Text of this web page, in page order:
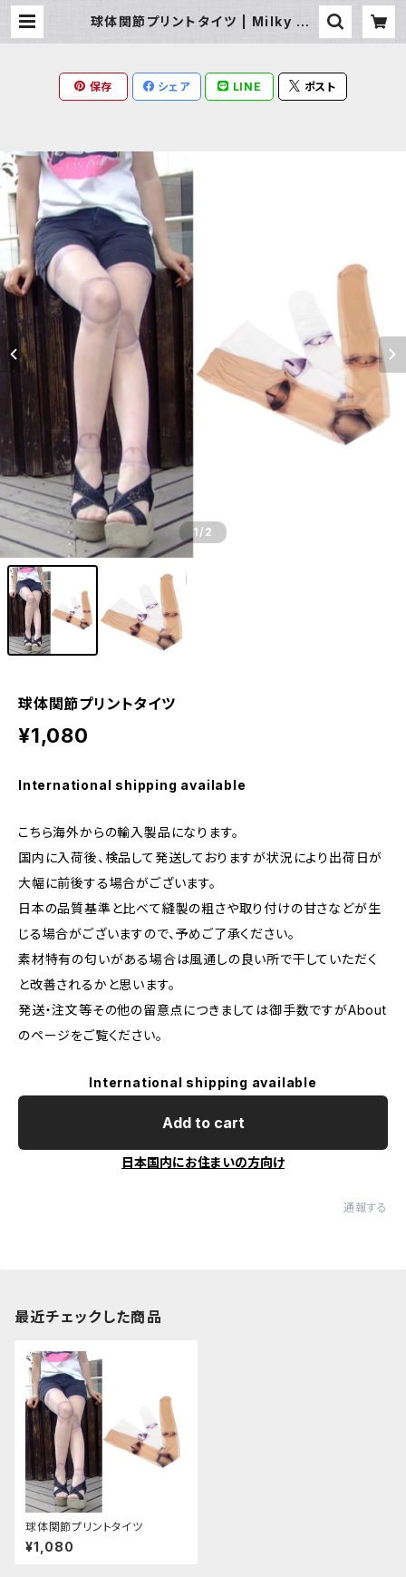
球体関節プリントタイツ | Milky Ra
保存 シェア LINE ポスト
1 /2
球体関節プリントタイツ
¥1,080
International shipping available
こちら海外からの輸入製品になります。
国内に入荷後、検品して発送しておりますが状況により出荷日が
大幅に前後する場合がございます。
日本の品質基準と比べて縫製の粗さや取り付けの甘さなどが生
じる場合がございますので、予めご了承ください。
素材特有の匂いがある場合は風通しの良い所で干していただく
と改善されるかと思います。
発送・注文等その他の留意点につきましては御手数ですがAbout
のページをご覧ください。
International shipping available
Add to cart
日本国内にお住まいの方向け
通報する
最近チェックした商品
球体関節プリントタイツ
¥1,080